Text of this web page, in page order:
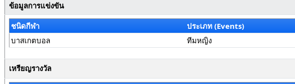
ข้อมูลการแข่งขัน
ชนิดกีฬา
ประเภท (Events)
บาสเกตบอล
ทีมหญิง
เหรียญรางวัล